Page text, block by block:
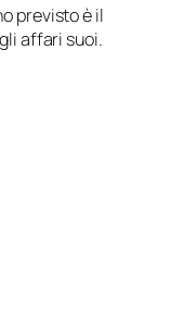
previsto è il
affari suoi.